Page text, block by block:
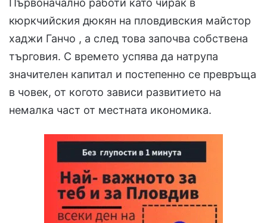
Първоначално работи като чирак в
кюркчийския дюкян на пловдивския майстор
хаджи Ганчо , а след това започва собствена
търговия. С времето успява да натрупа
значителен капитал и постепенно се превръща
в човек, от когото зависи развитието на
немалка част от местната икономика.